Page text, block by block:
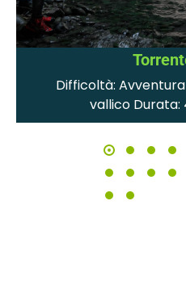
Difficoltà:
vallico Durata: